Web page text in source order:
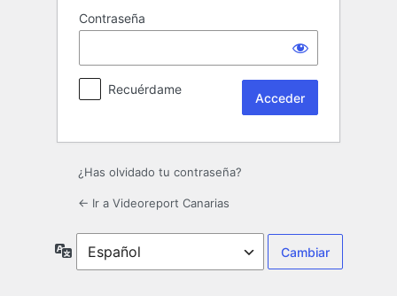
Contraseña
Recuérdame
¿Has olvidado tu contraseña?
← Ir a Videoreport Canarias
Idioma